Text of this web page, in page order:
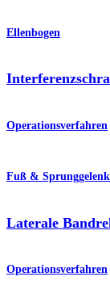
Ellenbogen
Operationsverfahren
Fuß & Sprunggelenk
Laterale
Operationsverfahren